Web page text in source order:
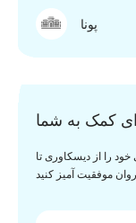
پونا
کمک به شما
را از دیسکاوری تا